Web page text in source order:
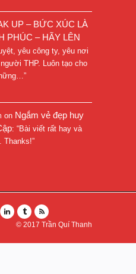
UP – BỨC XÚC LÀ
PHÚC – HÃY LÊN
yêu công ty, yêu nơi
THP. Luôn tạo cho
”
on Ngắm vẻ đẹp huy
: “Bài viết rất hay và
Thanks!”
© 2017 Trần Quí Thanh